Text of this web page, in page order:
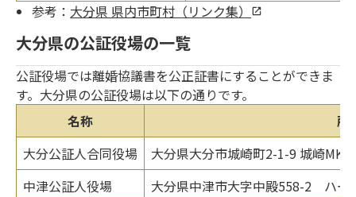
参考： 大分県 県内市町村（リンク集）
大分県の公証役場の一覧
公証役場では離婚協議書を公正証書にすることができま
す。大分県の公証役場は以下の通りです。
名称
所
大分公証人合同役場
大分県大分市城崎町2-1-9 城崎MK
中津公証人役場
大分県中津市大字中殿558-2 ハー